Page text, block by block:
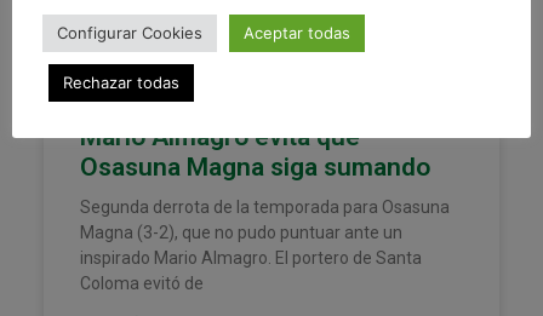
Mario Almagro evita que
Osasuna Magna siga sumando
Segunda derrota de la temporada para Osasuna
Magna (3-2), que no pudo puntuar ante un
inspirado Mario Almagro. El portero de Santa
Coloma evitó de
Configurar Cookies Aceptar todas
Rechazar todas